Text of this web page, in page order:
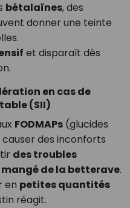
bétalaïnes, des
donner une teinte
et disparaît dès
en cas de
(SII)
FODMAPs(glucides
des inconforts
des troubles
de la betterave.
en petites quantités
réagit.